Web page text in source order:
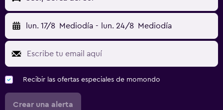
lun. 17/8 Mediodía - lun. 24/8 Mediodía
Recibir las ofertas especiales de momondo
Crear una alerta